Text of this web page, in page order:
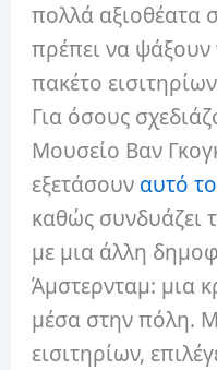
πολλά αξιοθέατα
πρέπει να
πακέτο
Για όσους
Μουσείο Βαν
εξετάσουν αυτό
καθώς συνδυάζει
με μια άλλη
Άμστερνταμ: μια
μέσα στην πόλη.
εισιτηρίων,